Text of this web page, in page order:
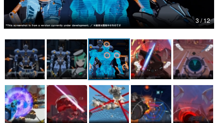
運営：株式会社マレ
3 / 12